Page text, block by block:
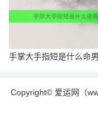
手掌大手指短是什么命
Copyright© 爱运网（